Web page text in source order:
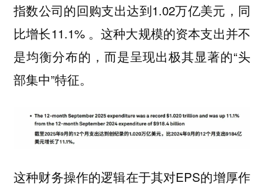
指数公司的回购支出达到1.02万亿美元，同
比增长11.1% 。这种大规模的资本支出并不
是均衡分布的，而是呈现出极其显著的“头
部集中”特征。
这种财务操作的逻辑在于其对EPS的增厚作